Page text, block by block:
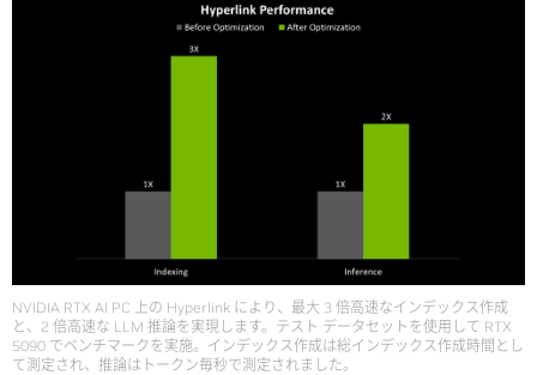
NVIDIA RTX AI PC 上の Hyperlink により、最大 3 倍高速なインデックス作成
と、2 倍高速な LLM 推論を実現します。テスト データセットを使用して RTX
5090 でベンチマークを実施。インデックス作成は総インデックス作成時間とし
て測定され、推論はトークン毎秒で測定されました。